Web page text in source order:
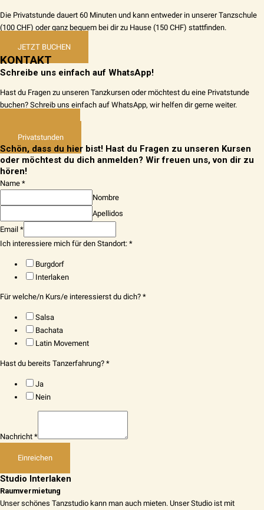
Die Privatstunde dauert 60 Minuten und kann entweder in unserer Tanzschule
(100 CHF) oder ganz bequem bei dir zu Hause (150 CHF) stattfinden.
JETZT BUCHEN
KONTAKT
Schreibe uns einfach auf WhatsApp!
Hast du Fragen zu unseren Tanzkursen oder möchtest du eine Privatstunde
buchen? Schreib uns einfach auf WhatsApp, wir helfen dir gerne weiter.
Privatstunden
Schön, dass du hier bist! Hast du Fragen zu unseren Kursen
oder möchtest du dich anmelden? Wir freuen uns, von dir zu
hören!
Name *
Nombre
Apellidos
Email *
Ich interessiere mich für den Standort: *
Burgdorf
Interlaken
Für welche/n Kurs/e interessierst du dich? *
Salsa
Bachata
Latin Movement
Hast du bereits Tanzerfahrung? *
Ja
Nein
Nachricht *
Einreichen
Studio Interlaken
Raumvermietung
Unser schönes Tanzstudio kann man auch mieten. Unser Studio ist mit